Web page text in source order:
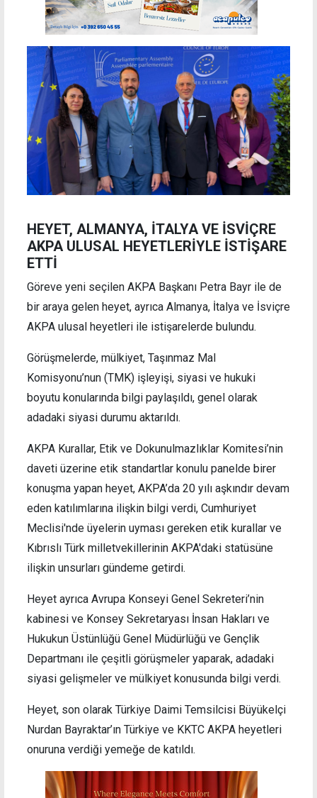
HEYET, ALMANYA, İTALYA VE İSVİÇRE
AKPA ULUSAL HEYETLERİYLE İSTİŞARE
ETTİ
Göreve yeni seçilen AKPA Başkanı Petra Bayr ile de
bir araya gelen heyet, ayrıca Almanya, İtalya ve İsviçre
AKPA ulusal heyetleri ile istişarelerde bulundu.
Görüşmelerde, mülkiyet, Taşınmaz Mal
Komisyonu’nun (TMK) işleyişi, siyasi ve hukuki
boyutu konularında bilgi paylaşıldı, genel olarak
adadaki siyasi durumu aktarıldı.
AKPA Kurallar, Etik ve Dokunulmazlıklar Komitesi’nin
daveti üzerine etik standartlar konulu panelde birer
konuşma yapan heyet, AKPA’da 20 yılı aşkındır devam
eden katılımlarına ilişkin bilgi verdi, Cumhuriyet
Meclisi'nde üyelerin uyması gereken etik kurallar ve
Kıbrıslı Türk milletvekillerinin AKPA'daki statüsüne
ilişkin unsurları gündeme getirdi.
Heyet ayrıca Avrupa Konseyi Genel Sekreteri’nin
kabinesi ve Konsey Sekretaryası İnsan Hakları ve
Hukukun Üstünlüğü Genel Müdürlüğü ve Gençlik
Departmanı ile çeşitli görüşmeler yaparak, adadaki
siyasi gelişmeler ve mülkiyet konusunda bilgi verdi.
Heyet, son olarak Türkiye Daimi Temsilcisi Büyükelçi
Nurdan Bayraktar’ın Türkiye ve KKTC AKPA heyetleri
onuruna verdiği yemeğe de katıldı.